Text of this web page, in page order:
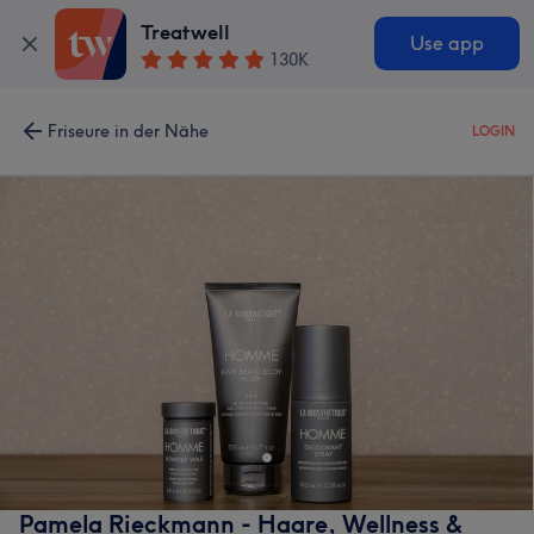
Treatwell
130K
Use app
Friseure in der Nähe LOGIN
Pamela Rieckmann - Haare, Wellness &